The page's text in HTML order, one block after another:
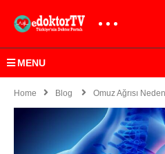
MENU
Home Blog Omuz Ağrısı